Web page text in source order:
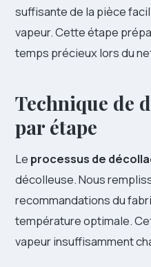
suffisante de la pièce
vapeur. Cette étape
temps précieux lors du
Technique de
par étape
Le processus de
décolleuse. Nous
recommandations du
température optimale.
vapeur insuffisamment